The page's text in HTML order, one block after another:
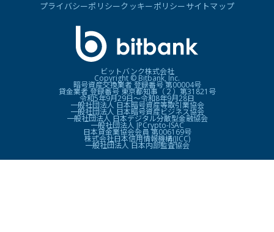
プライバシーポリシークッキーポリシーサイトマップ
ビットバンク株式会社
Copyright © Bitbank, Inc.
暗号資産交換業者 登録番号 第00004号
貸金業者 登録番号 東京都知事（２）第31821号
令和5年9月29日〜令和8年9月28日
一般社団法人 日本暗号資産等取引業協会
一般社団法人 日本暗号資産ビジネス協会
一般社団法人 日本デジタル分散型金融協会
一般社団法人 JPCrypto-ISAC
日本貸金業協会会員 第006169号
株式会社日本信用情報機構(JICC)
一般社団法人 日本内部監査協会